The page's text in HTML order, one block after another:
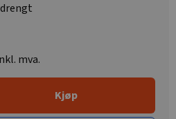
mva.
Kjøp